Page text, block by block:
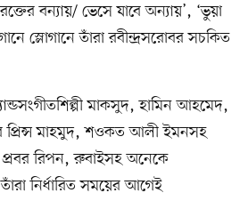
বন্যায়/ ভেসে যাবে অন্যায়’, ‘ভুয়া
স্লোগানে তাঁরা রবীন্দ্রসরোবর সচকিত
মাকসুদ, হামিন আহমেদ,
প্রিন্স মাহমুদ, শওকত আলী ইমনসহ
প্রবর রিপন, রুবাইসহ অনেকে
নির্ধারিত সময়ের আগেই